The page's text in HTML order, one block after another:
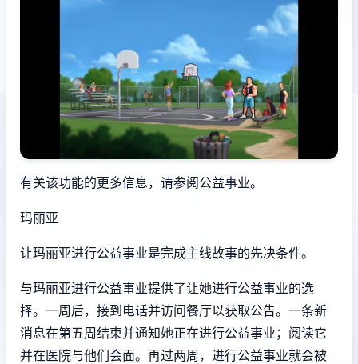
有关该功能的更多信息，请参阅公益事业。
玛丽亚
让玛丽亚进行公益事业是完成主线故事的先决条件。
与玛丽亚进行公益事业提供了让她进行公益事业的选
择。一周后，接到电话并访问餐厅以获取公告。一条新
消息在第五周结束并通知她正在进行公益事业；阅读它
并在医院与他们会面。再过两周，进行公益事业就会被